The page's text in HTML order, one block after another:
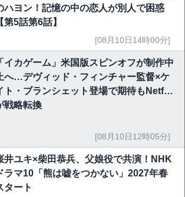
ハヨン！記憶の中の恋人が別人で困惑
【第5話第6話】
[08月10日14時00分]
「イカゲーム」米国版スピンオフが制作中
へ…デヴィッド・フィンチャー監督×ケ
ト・ブランシェット登場で期待もNetflix
戦略転換
[08月10日12時05分]
井ユキ×柴田恭兵、父娘役で共演！NHK
ラマ10「熊は嘘をつかない」2027年春
タート